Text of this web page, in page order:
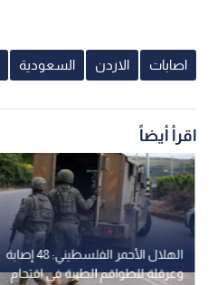
اصابات الاردن السعودية
اقرأ أيضاً
الهلال الأحمر الفلسطيني: 48 إصابة
وعرقلة للطواقم الطبية في اقتحام